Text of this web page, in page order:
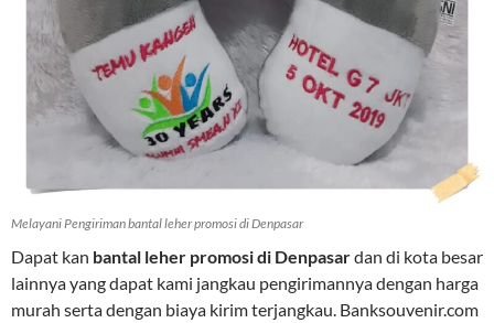
Melayani Pengiriman bantal leher promosi di Denpasar
Dapat kan bantal leher promosi di Denpasardan di kota besar
lainnya yang dapat kami jangkau pengirimannya dengan harga
murah serta dengan biaya kirim terjangkau. Banksouvenir.com